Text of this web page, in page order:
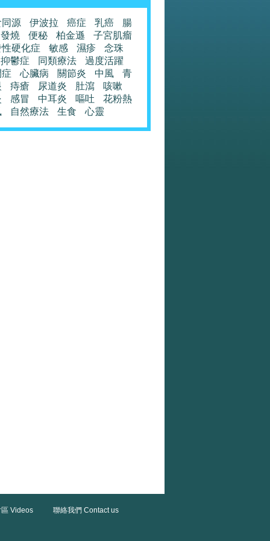
源 伊波拉 癌症 乳癌
腸
發燒
便秘 柏金遜
子宮肌瘤
硬化症
敏感 濕疹
念珠
抑鬱症
同類療法
過度活躍
心臟病 關節炎 中風
青
痔瘡 尿道炎 肚瀉
咳嗽
感冒 中耳炎 嘔吐
花粉熱
自然療法 生食 心靈
Videos 聯絡我們 Contact us